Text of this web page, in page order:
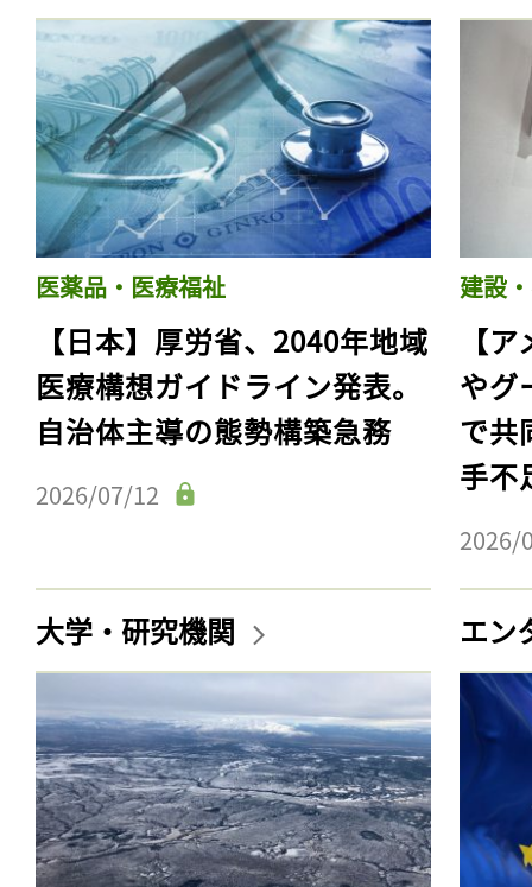
医薬品・医療福祉
【日本】厚労省、2040年地域
医療構想ガイドライン発表。
自治体主導の態勢構築急務
2026/07/12
建設
【
やグ
で共
手不
2026/
大学・研究機関 エン